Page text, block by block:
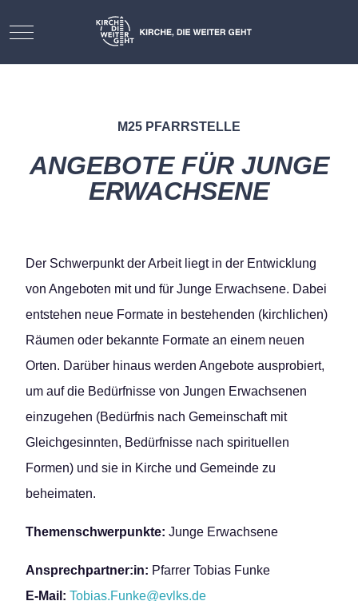
Mobile Menu Toggle
M25 PFARRSTELLE
ANGEBOTE FÜR JUNGE
ERWACHSENE
Der Schwerpunkt der Arbeit liegt in der Entwicklung
von Angeboten mit und für Junge Erwachsene. Dabei
entstehen neue Formate in bestehenden (kirchlichen)
Räumen oder bekannte Formate an einem neuen
Orten. Darüber hinaus werden Angebote ausprobiert,
um auf die Bedürfnisse von Jungen Erwachsenen
einzugehen (Bedürfnis nach Gemeinschaft mit
Gleichgesinnten, Bedürfnisse nach spirituellen
Formen) und sie in Kirche und Gemeinde zu
beheimaten.
Themenschwerpunkte: Junge Erwachsene
Ansprechpartner:in: Pfarrer Tobias Funke
E-Mail: Tobias.Funke@evlks.de